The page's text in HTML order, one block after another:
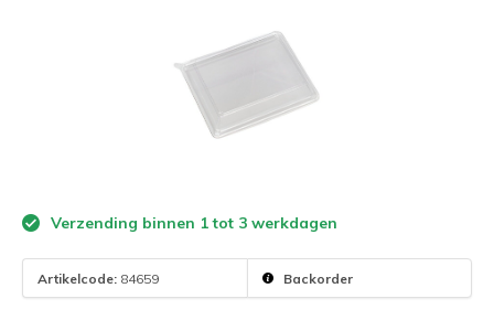
Verzending binnen 1 tot 3 werkdagen
Artikelcode: 84659 Backorder